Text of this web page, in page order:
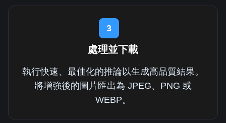
3
處理並下載
執行快速、最佳化的推論以生成高品質結果。
將增強後的圖片匯出為 JPEG、PNG 或
WEBP。